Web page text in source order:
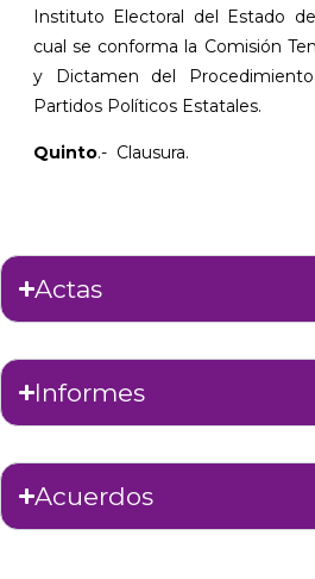
Instituto Electoral del Estado
cual se conforma la Comisión
y Dictamen del
Partidos Políticos Estatales.
Quinto.- Clausura.
Actas
Informes
Acuerdos